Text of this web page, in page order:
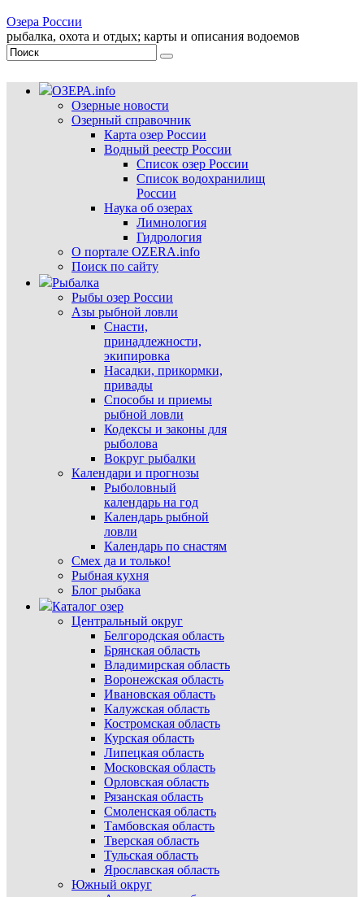
Озера России
рыбалка, охота и отдых; карты и описания водоемов
ОЗЕРА.info
Озерные новости
Озерный справочник
Карта озер России
Водный реестр России
Список озер России
Список водохранилищ
России
Наука об озерах
Лимнология
Гидрология
О портале OZERA.info
Поиск по сайту
Рыбалка
Рыбы озер России
Азы рыбной ловли
Снасти,
принадлежности,
экипировка
Насадки, прикормки,
привады
Способы и приемы
рыбной ловли
Кодексы и законы для
рыболова
Вокруг рыбалки
Календари и прогнозы
Рыболовный
календарь на год
Календарь рыбной
ловли
Календарь по снастям
Смех да и только!
Рыбная кухня
Блог рыбака
Каталог озер
Центральный округ
Белгородская область
Брянская область
Владимирская область
Воронежская область
Ивановская область
Калужская область
Костромская область
Курская область
Липецкая область
Московская область
Орловская область
Рязанская область
Смоленская область
Тамбовская область
Тверская область
Тульская область
Ярославская область
Южный округ